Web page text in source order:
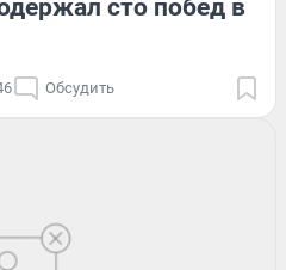
сто побед в
Обсудить